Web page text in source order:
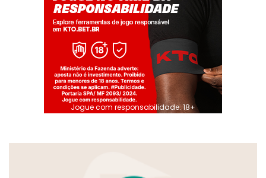
Jogue com responsabilidade. 18+